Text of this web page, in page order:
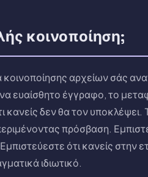
κοινοποίηση;
κοινοποίησης αρχείων σάς
ευαίσθητο έγγραφο, το
κανείς δεν θα τον
πρόσβαση.
ότι κανείς στην
ιδιωτικό.